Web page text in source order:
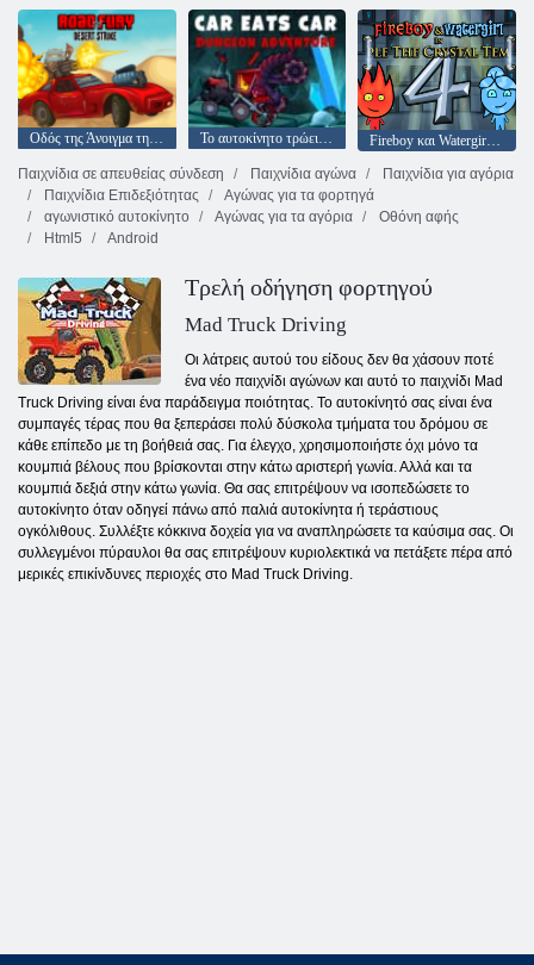
Οδός της Άνοιγμα της Φούρης Το αυτοκίνητο τρώει αυτοκίνητο 5
Παιχνίδια σε απευθείας σύνδεση
Παιχνίδια αγώνα
Παιχνίδια για αγόρια
Παιχνίδια Επιδεξιότητας
Αγώνας για τα φορτηγά
αγωνιστικό αυτοκίνητο
Αγώνας για τα αγόρια
Οθόνη αφής
Html5
Android
Τρελή οδήγηση φορτηγού
Mad Truck Driving
Οι λάτρεις αυτού του είδους δεν θα χάσουν ποτέ
ένα νέο παιχνίδι αγώνων και αυτό το παιχνίδι Mad
Truck Driving είναι ένα παράδειγμα ποιότητας. Το αυτοκίνητό σας είναι ένα
συμπαγές τέρας που θα ξεπεράσει πολύ δύσκολα τμήματα του δρόμου σε
κάθε επίπεδο με τη βοήθειά σας. Για έλεγχο, χρησιμοποιήστε όχι μόνο τα
κουμπιά βέλους που βρίσκονται στην κάτω αριστερή γωνία. Αλλά και τα
κουμπιά δεξιά στην κάτω γωνία. Θα σας επιτρέψουν να ισοπεδώσετε το
αυτοκίνητο όταν οδηγεί πάνω από παλιά αυτοκίνητα ή τεράστιους
ογκόλιθους. Συλλέξτε κόκκινα δοχεία για να αναπληρώσετε τα καύσιμα σας. Οι
συλλεγμένοι πύραυλοι θα σας επιτρέψουν κυριολεκτικά να πετάξετε πέρα από
μερικές επικίνδυνες περιοχές στο Mad Truck Driving.